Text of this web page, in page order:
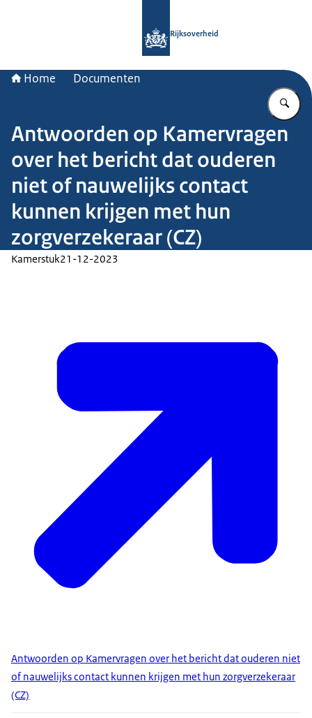
Rijksoverheid
Home Documenten
Antwoorden op Kamervragen
over het bericht dat ouderen
niet of nauwelijks contact
kunnen krijgen met hun
zorgverzekeraar (CZ)
Kamerstuk21-12-2023
Antwoorden op Kamervragen over het bericht dat ouderen niet
of nauwelijks contact kunnen krijgen met hun zorgverzekeraar
(CZ)